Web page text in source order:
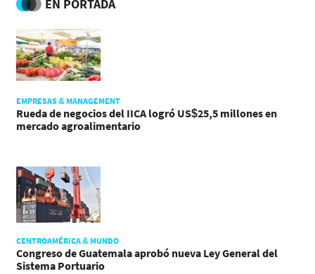
EN PORTADA
EMPRESAS & MANAGEMENT
Rueda de negocios del IICA logró US$25,5 millones en
mercado agroalimentario
CENTROAMÉRICA & MUNDO
Congreso de Guatemala aprobó nueva Ley General del
Sistema Portuario